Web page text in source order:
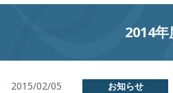
2014年
2015/02/05 お知らせ